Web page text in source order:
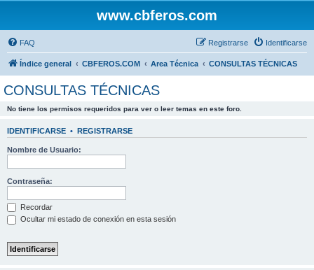
www.cbferos.com
FAQ Identificarse
Registrarse
Índice general CBFEROS.COM Area Técnica CONSULTAS TÉCNICAS
CONSULTAS TÉCNICAS
No tiene los permisos requeridos para ver o leer temas en este foro.
IDENTIFICARSE • REGISTRARSE
Nombre de Usuario:
Contraseña:
Recordar
Ocultar mi estado de conexión en esta sesión